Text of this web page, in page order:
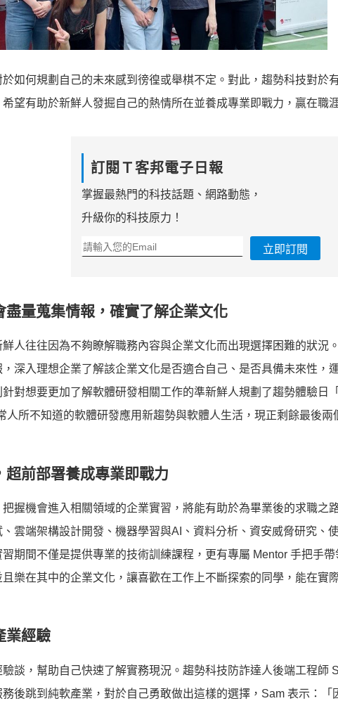
如何規劃自己的未來感到徬徨或舉棋不定。對此，趨勢科技對於
希望有助於新鮮人發掘自己的熱情所在並養成專業即戰力， 贏在職
訂閱Ｔ客邦電子日報
掌握最熱門的科技話題、網路動態，
升級你的科技原力！
立即訂閱
量蒐集情報， 確實了解企業文化
鮮人往往因為不夠瞭解職務內容與企業文化而出現選擇困難的狀況
深入理想企業了解該企業文化是否適合自己、是否具備未來性，
對想要更加了解軟體研發相關工作的準新鮮人規劃了趨勢體驗日「
人所不知道的軟體研發應用新趨勢與軟體人生活，現正剩餘最後兩
前部署養成專業即戰力
把握機會進入相關領域的企業實習， 將能有助於為畢業後的求職之
雲端架構設計開發、機器學習與AI、 資料分析、資安威脅研究、
習期間不僅是提供專業的技術訓練課程，更有專屬 Mentor 手把手帶
且樂在其中的企業文化，讓喜歡在工作上不斷探索的同學， 能在實
業經驗
談， 幫助自己快速了解實務現況。趨勢科技防詐達人後端工程師
後跳到純軟產業，對於自己勇敢做出這樣的選擇， Sam 表示：「